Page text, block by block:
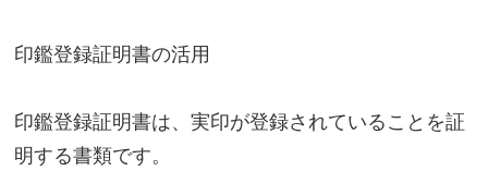
印鑑登録証明書の活用
印鑑登録証明書は、実印が登録されていることを証
明する書類です。